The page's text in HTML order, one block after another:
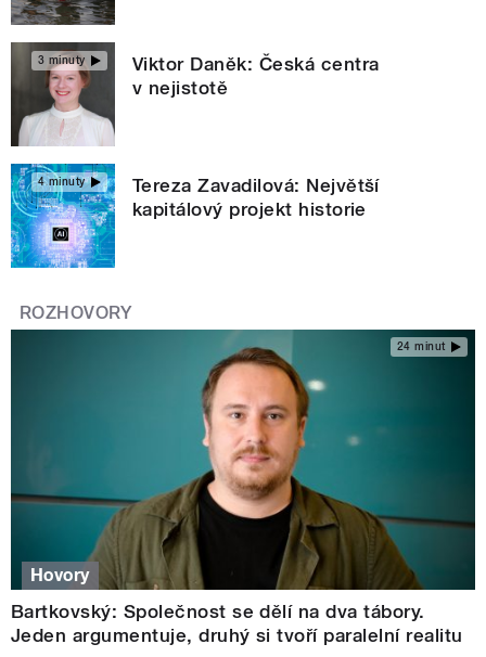
3 minuty
Viktor Daněk: Česká centra
v nejistotě
4 minuty
Tereza Zavadilová: Největší
kapitálový projekt historie
ROZHOVORY
24 minut
Hovory
Bartkovský: Společnost se dělí na dva tábory.
Jeden argumentuje, druhý si tvoří paralelní realitu